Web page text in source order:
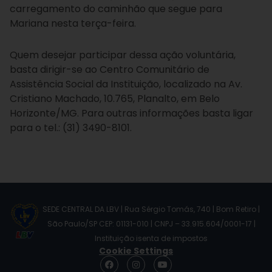
carregamento do caminhão que segue para
Mariana nesta terça-feira.
Quem desejar participar dessa ação voluntária,
basta dirigir-se ao Centro Comunitário de
Assistência Social da Instituição, localizado na Av.
Cristiano Machado, 10.765, Planalto, em Belo
Horizonte/MG. Para outras informações basta ligar
para o tel.: (31) 3490-8101.
SEDE CENTRAL DA LBV | Rua Sérgio Tomás, 740 | Bom Retiro |
São Paulo/SP CEP: 01131-010 | CNPJ – 33.915.604/0001-17 |
Instituição isenta de impostos
Cookie Settings
F
I
Y